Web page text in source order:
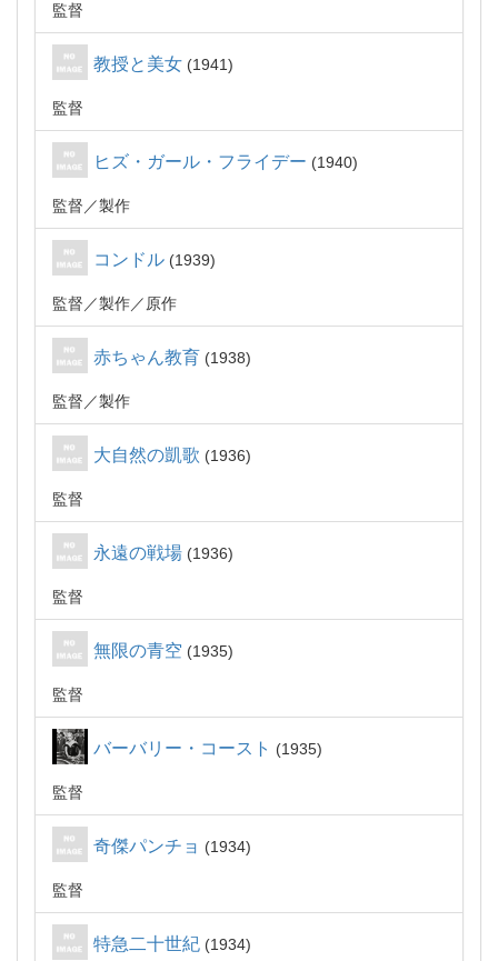
監督
教授と美女 1941
監督
ヒズ・ガール・フライデー 1940
監督 製作
コンドル 1939
監督 製作 原作
赤ちゃん教育 1938
監督 製作
大自然の凱歌 1936
監督
永遠の戦場 1936
監督
無限の青空 1935
監督
バーバリー・コースト 1935
監督
奇傑パンチョ 1934
監督
特急二十世紀 1934